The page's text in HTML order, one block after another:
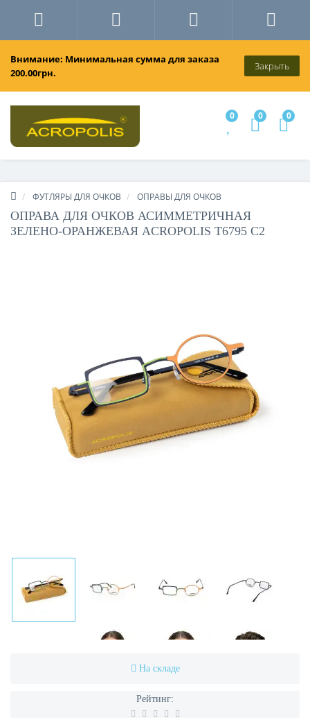
Внимание: Минимальная сумма для заказа
200.00грн.
Закрыть
0 0 0
ФУТЛЯРЫ ДЛЯ ОЧКОВ ОПРАВЫ ДЛЯ ОЧКОВ
ОПРАВА ДЛЯ ОЧКОВ АСИММЕТРИЧНАЯ
ЗЕЛЕНО-ОРАНЖЕВАЯ ACROPOLIS T6795 C2
На складе
Рейтинг: